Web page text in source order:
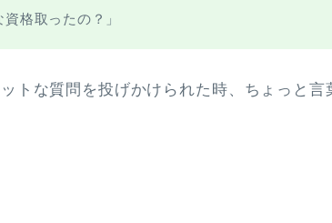
資格取ったの？」
トな質問を投げかけられた時、 ちょっと言